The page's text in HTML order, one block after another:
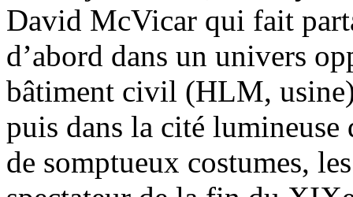
David McVicar qui fait
d’abord dans un univers
bâtiment civil (HLM,
puis dans la cité
de somptueux costumes,